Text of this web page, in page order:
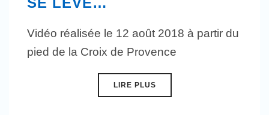
Vidéo réalisée le 12 août 2018 à partir du
pied de la Croix de Provence
LIRE PLUS